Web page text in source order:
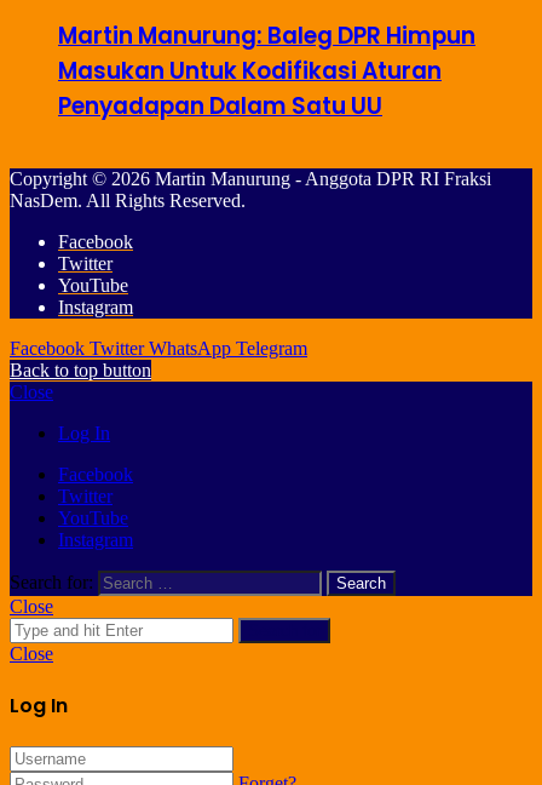
Martin Manurung: Baleg DPR Himpun
Masukan Untuk Kodifikasi Aturan
Penyadapan Dalam Satu UU
Copyright © 2026 Martin Manurung - Anggota DPR RI Fraksi
NasDem. All Rights Reserved.
Facebook
Twitter
YouTube
Instagram
Facebook Twitter WhatsApp Telegram
Back to top button
Close
Log In
Facebook
Twitter
YouTube
Instagram
Search for:
Close
Close
Log In